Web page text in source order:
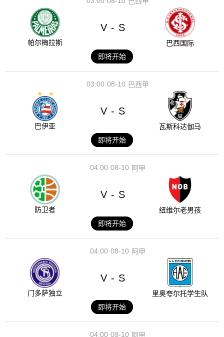
帕尔梅拉斯
V - S
巴西国际
即将开始
08-10
03:00 巴西甲
巴伊亚
V - S
瓦斯科达伽马
即将开始
08-10
04:00 阿甲
防卫者
V - S
纽维尔老男孩
即将开始
08-10
04:00 阿甲
门多萨独立
V - S
里奥夸尔托学生队
即将开始
08-10
04:00 阿甲